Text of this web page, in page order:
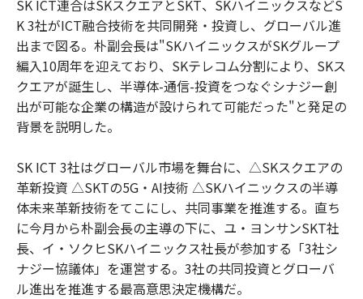
SK ICT連合はSKスクエアとSKT、SKハイニックスなどS
K 3社がICT融合技術を共同開発・投資し、グローバル進
出まで図る。朴副会長は"SKハイニックスがSKグループ
編入10周年を迎えており、SKテレコム分割により、SKス
クエアが誕生し、半導体-通信-投資をつなぐシナジー創
出が可能な企業の構造が設けられて可能だった"と発足の
背景を説明した。
SK ICT 3社はグローバル市場を舞台に、△SKスクエアの
革新投資 △SKTの5G・AI技術 △SKハイニックスの半導
体未来革新技術をてこにし、共同事業を推進する。直ち
に今月から朴副会長の主導の下に、ユ・ヨンサンSKT社
長、イ・ソクヒSKハイニックス社長が参加する「3社シ
ナジー協議体」を運営する。3社の共同投資とグローバ
ル進出を推進する最高意思決定機構だ。